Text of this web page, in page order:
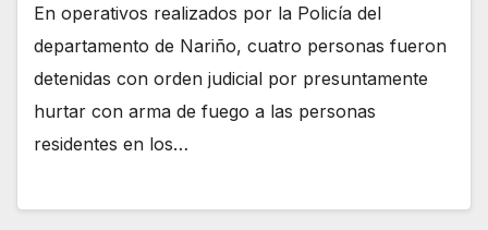
En operativos realizados por la Policía del
departamento de Nariño, cuatro personas fueron
detenidas con orden judicial por presuntamente
hurtar con arma de fuego a las personas
residentes en los…